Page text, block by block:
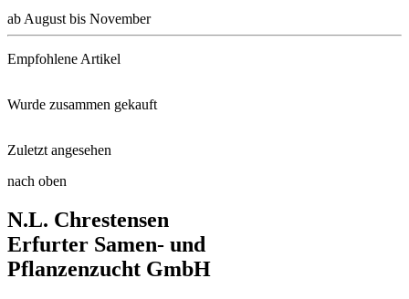
ab August bis November
Empfohlene Artikel
Gartenschere, 20 cm
Wurde zusammen gekauft
Herbsthimbeere Primeberry® Aut ...
Sommerhimbeere Rubaca®
Zuletzt angesehen
Heidelbeere Patriot
nach oben
N.L. Chrestensen
Erfurter Samen- und
Pflanzenzucht GmbH